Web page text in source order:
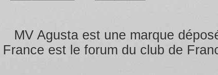
MV Agusta est une marque
France est le forum du club de